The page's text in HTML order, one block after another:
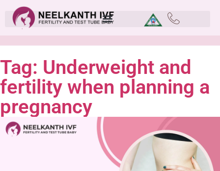
Tag: Underweight and
fertility when planning a
pregnancy